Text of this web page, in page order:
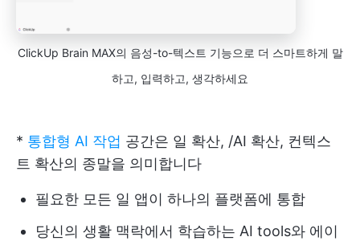
ClickUp Brain MAX의 음성-to-텍스트 기능으로 더 스마트하게 말
하고, 입력하고, 생각하세요
* 통합형 AI 작업 공간은 일 확산, /AI 확산, 컨텍스
트 확산의 종말을 의미합니다
필요한 모든 일 앱이 하나의 플랫폼에 통합
당신의 생활 맥락에서 학습하는 AI tools와 에이